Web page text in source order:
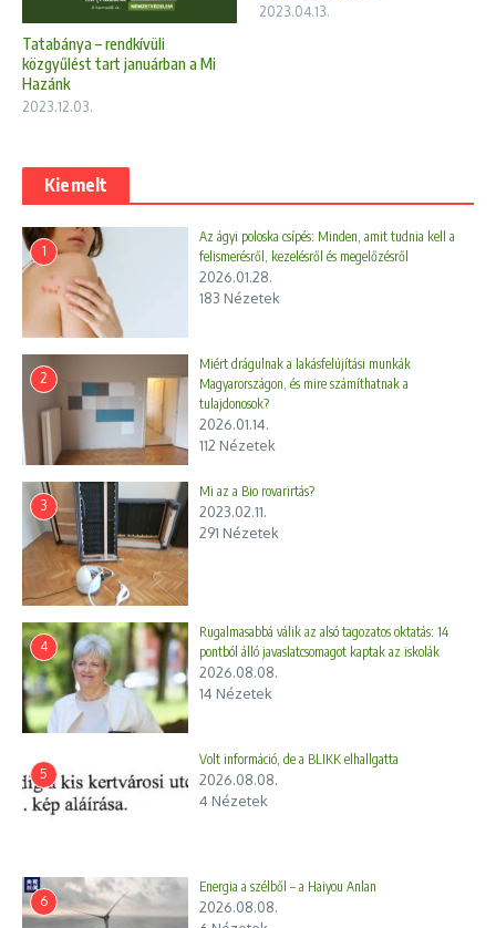
Tatabánya – rendkívüli
közgyűlést tart januárban a Mi
Hazánk
2023.12.03.
2023.04.13.
Kiemelt
1
Az ágyi poloska csípés: Minden, amit tudnia kell a
felismerésről, kezelésről és megelőzésről
2026.01.28.
183 Nézetek
2
Miért drágulnak a lakásfelújítási munkák
Magyarországon, és mire számíthatnak a
tulajdonosok?
2026.01.14.
112 Nézetek
3
Mi az a Bio rovarirtás?
2023.02.11.
291 Nézetek
4
Rugalmasabbá válik az alsó tagozatos oktatás: 14
pontból álló javaslatcsomagot kaptak az iskolák
2026.08.08.
14 Nézetek
5
Volt információ, de a BLIKK elhallgatta
2026.08.08.
4 Nézetek
6
Energia a szélből – a Haiyou Anlan
2026.08.08.